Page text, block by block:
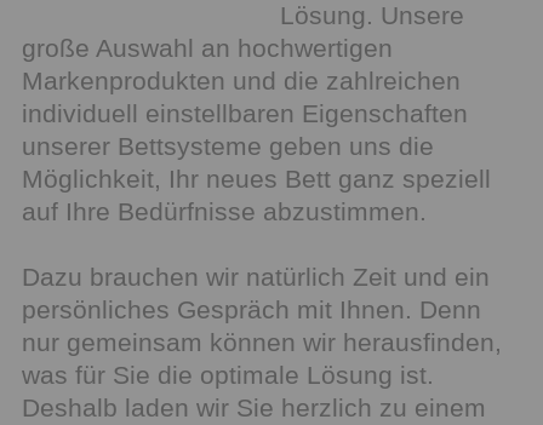
Lösung. Unsere
große Auswahl an hochwertigen
Markenprodukten und die zahlreichen
individuell einstellbaren Eigenschaften
unserer Bettsysteme geben uns die
Möglichkeit, Ihr neues Bett ganz speziell
auf Ihre Bedürfnisse abzustimmen.
Dazu brauchen wir natürlich Zeit und ein
persönliches Gespräch mit Ihnen. Denn
nur gemeinsam können wir herausfinden,
was für Sie die optimale Lösung ist.
Deshalb laden wir Sie herzlich zu einem